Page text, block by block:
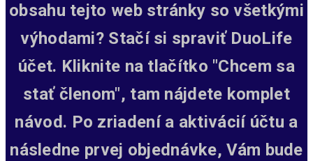
obsahu tejto web stránky so všetkými
výhodami? Stačí si spraviť DuoLife
účet. Kliknite na tlačítko "Chcem sa
stať členom", tam nájdete komplet
návod. Po zriadení a aktivácií účtu a
následne prvej objednávke, Vám bude